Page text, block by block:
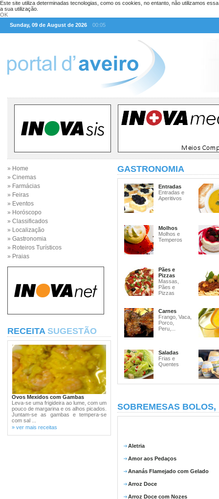
Este site utiliza determinadas tecnologias, como os cookies, no entanto, não utilizamos
a sua utilização.
OK
Sunday, 09 de August de 2026
00:05
» Home
» Cinemas
» Farmácias
» Feiras
» Eventos
» Horóscopo
» Classificados
» Localização
» Gastronomia
» Roteiros Turísticos
» Praias
RECEITA SUGESTÃO
Ovos Mexidos com Gambas
Leva-se uma frigideira ao lume, com um
pouco de margarina e os alhos picados.
Juntam-se as gambas e tempera-se
com sal ...
» ver mais receitas
GASTRONOMIA
Entradas
Entradas e
Aperitivos
Molhos
Molhos e
Temperos
Pães e
Pizzas
Massas,
Pães e
Pizzas
Carnes
Frango, Vaca,
Porco,
Peru,...
Saladas
Frias e
Quentes
SOBREMESAS
Aletria
Amor aos Pedaços
Ananás Flamejado com Gelado
Arroz Doce
Arroz Doce com Nozes